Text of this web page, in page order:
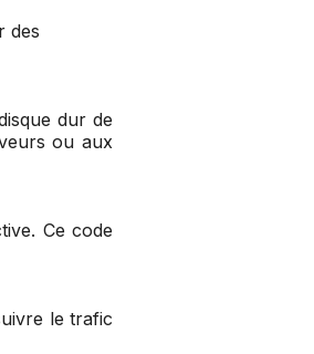
des
dur de
ou aux
Ce code
le trafic